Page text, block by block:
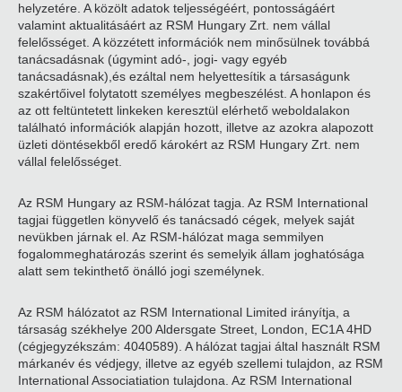
helyzetére. A közölt adatok teljességéért, pontosságáért
valamint aktualitásáért az RSM Hungary Zrt. nem vállal
felelősséget. A közzétett információk nem minősülnek továbbá
tanácsadásnak (úgymint adó-, jogi- vagy egyéb
tanácsadásnak),és ezáltal nem helyettesítik a társaságunk
szakértőivel folytatott személyes megbeszélést. A honlapon és
az ott feltüntetett linkeken keresztül elérhető weboldalakon
található információk alapján hozott, illetve az azokra alapozott
üzleti döntésekből eredő károkért az RSM Hungary Zrt. nem
vállal felelősséget.
Az RSM Hungary az RSM-hálózat tagja. Az RSM International
tagjai független könyvelő és tanácsadó cégek, melyek saját
nevükben járnak el. Az RSM-hálózat maga semmilyen
fogalommeghatározás szerint és semelyik állam joghatósága
alatt sem tekinthető önálló jogi személynek.
Az RSM hálózatot az RSM International Limited irányítja, a
társaság székhelye 200 Aldersgate Street, London, EC1A 4HD
(cégjegyzékszám: 4040589). A hálózat tagjai által használt RSM
márkanév és védjegy, illetve az egyéb szellemi tulajdon, az RSM
International Associatiation tulajdona. Az RSM International